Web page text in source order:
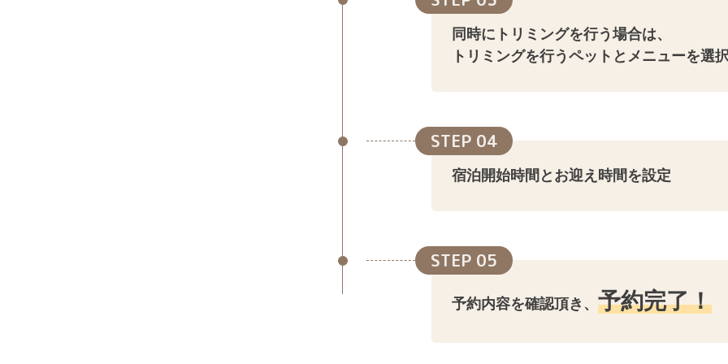
同時にトリミングを行う場合は、
トリミングを行うペットとメニューを選
STEP 04
宿泊開始時間とお迎え時間を設定
STEP 05
予約内容を確認頂き、 予約完了！